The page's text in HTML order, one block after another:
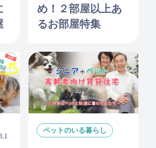
め！２部屋以上あ
るお部屋特集
ペットのいる暮らし